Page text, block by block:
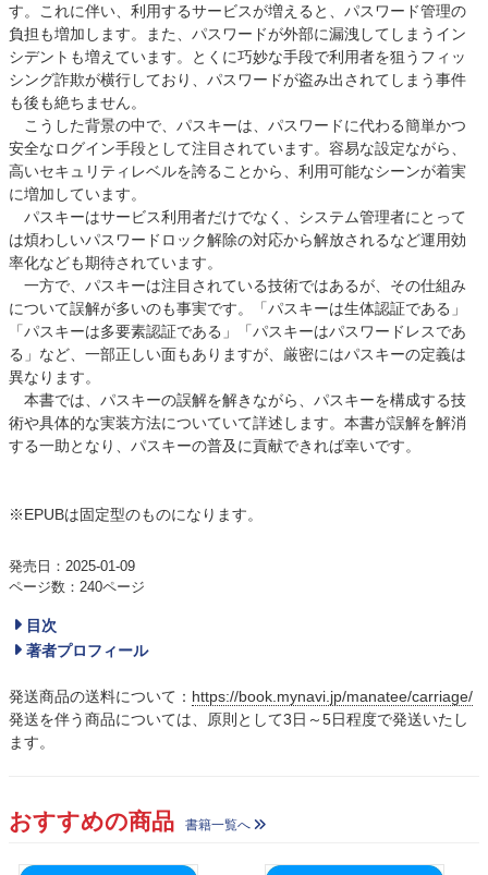
す。これに伴い、利用するサービスが増えると、パスワード管理の
負担も増加します。また、パスワードが外部に漏洩してしまうイン
シデントも増えています。とくに巧妙な手段で利用者を狙うフィッ
シング詐欺が横行しており、パスワードが盗み出されてしまう事件
も後も絶ちません。
こうした背景の中で、パスキーは、パスワードに代わる簡単かつ
安全なログイン手段として注目されています。容易な設定ながら、
高いセキュリティレベルを誇ることから、利用可能なシーンが着実
に増加しています。
パスキーはサービス利用者だけでなく、システム管理者にとって
は煩わしいパスワードロック解除の対応から解放されるなど運用効
率化なども期待されています。
一方で、パスキーは注目されている技術ではあるが、その仕組み
について誤解が多いのも事実です。「パスキーは生体認証である」
「パスキーは多要素認証である」「パスキーはパスワードレスであ
る」など、一部正しい面もありますが、厳密にはパスキーの定義は
異なります。
本書では、パスキーの誤解を解きながら、パスキーを構成する技
術や具体的な実装方法についていて詳述します。本書が誤解を解消
する一助となり、パスキーの普及に貢献できれば幸いです。
※EPUBは固定型のものになります。
発売日：2025-01-09
ページ数：240ページ
目次
著者プロフィール
発送商品の送料について： https://book.mynavi.jp/manatee/carriage/
発送を伴う商品については、原則として3日～5日程度で発送いたし
ます。
おすすめの商品 書籍一覧へ